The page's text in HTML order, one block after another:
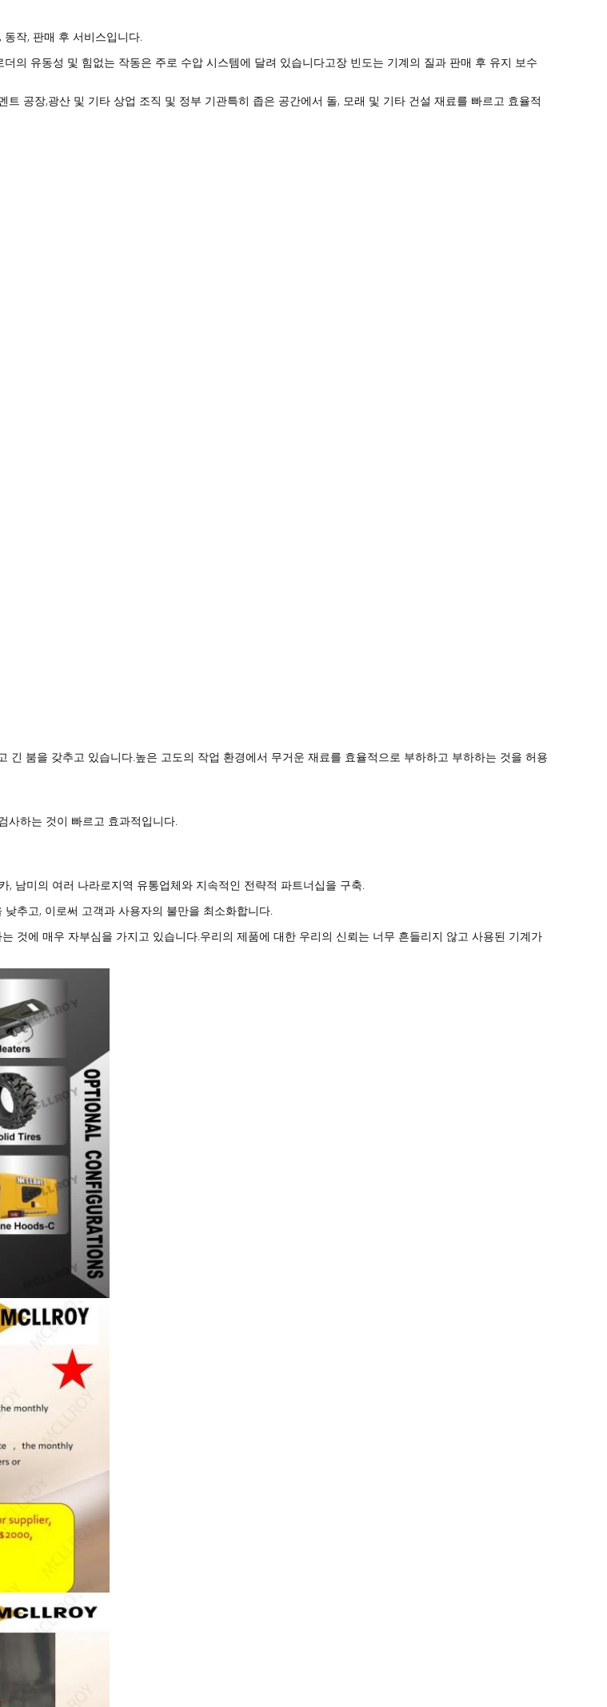
작, 판매 후 서비스입니다.
의 유동성 및 힘없는 작동은 주로 수압 시스템에 달려 있습니다고장 빈도는 기계의 질과 판매 후 유지 보수
트 공장,광산 및 기타 상업 조직 및 정부 기관특히 좁은 공간에서 돌, 모래 및 기타 건설 재료를 빠르고 효율적
붐을 갖추고 있습니다.높은 고도의 작업 환경에서 무거운 재료를 효율적으로 부하하고 부하하는 것을 허용
사하는 것이 빠르고 효과적입니다.
, 남미의 여러 나라로지역 유통업체와 지속적인 전략적 파트너십을 구축.
추고, 이로써 고객과 사용자의 불만을 최소화합니다.
것에 매우 자부심을 가지고 있습니다.우리의 제품에 대한 우리의 신뢰는 너무 흔들리지 않고 사용된 기계가